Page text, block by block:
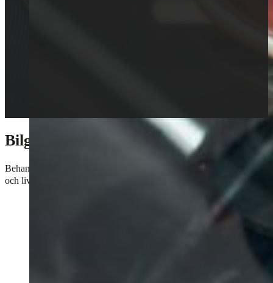
Bilglasbyte med omtanke
Behandla ditt bilglas med samma omsorg som resten av din bil.
och livslängd.